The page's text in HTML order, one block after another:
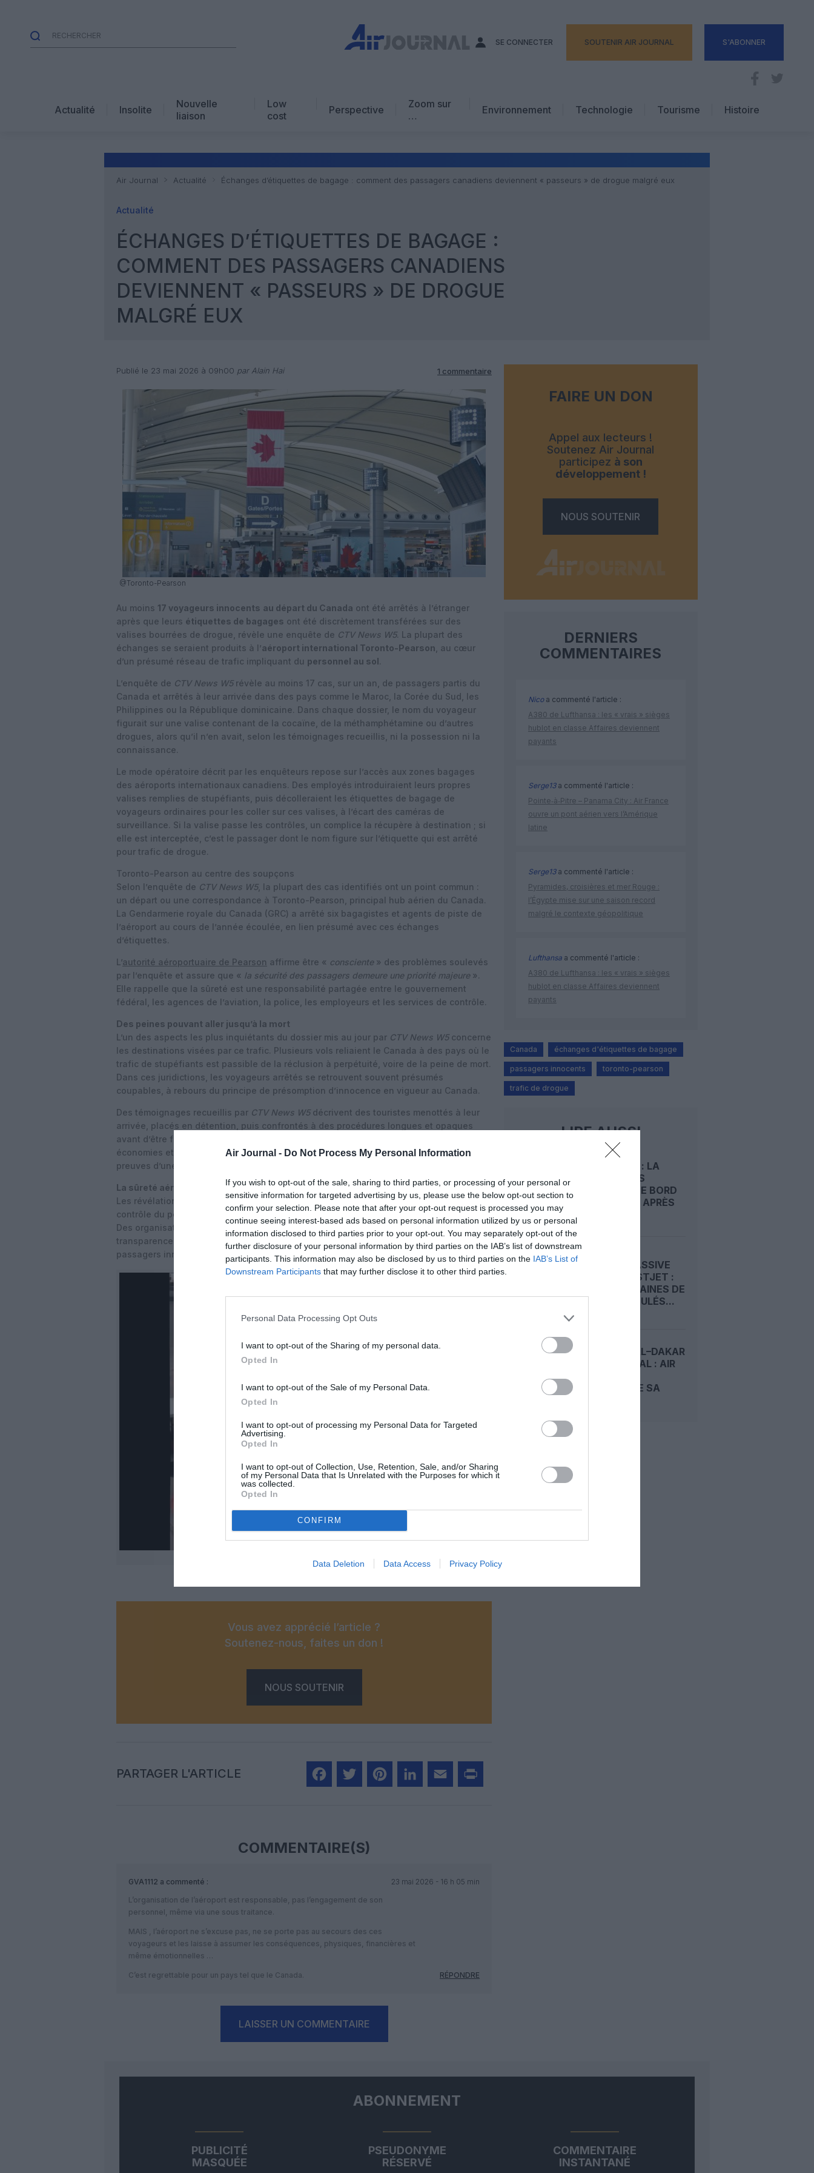
Air Journal - Do Not Process My Personal Information
If you wish to opt-out of the sale, sharing to third parties, or processing of your personal or
sensitive information for targeted advertising by us, please use the below opt-out section to
confirm your selection. Please note that after your opt-out request is processed you may
continue seeing interest-based ads based on personal information utilized by us or personal
information disclosed to third parties prior to your opt-out. You may separately opt-out of the
further disclosure of your personal information by third parties on the IAB’s list of downstream
participants. This information may also be disclosed by us to third parties on the IAB’s List of
Downstream Participants that may further disclose it to other third parties.
Personal Data Processing Opt Outs
I want to opt-out of the Sharing of my personal data.
Opted In
I want to opt-out of the Sale of my Personal Data.
Opted In
I want to opt-out of processing my Personal Data for Targeted
Advertising.
Opted In
I want to opt-out of Collection, Use, Retention, Sale, and/or Sharing
of my Personal Data that Is Unrelated with the Purposes for which it
was collected.
Opted In
CONFIRM
Data Deletion Data Access Privacy Policy
SE CONNECTER SOUTENIR AIR JOURNAL S'ABONNER
Actualité Insolite
Nouvelle
liaison
Low
cost
Perspective
Zoom sur
…
Avis d’expert
Environnement Technologie
Tourisme
Hôtellerie
Histoire
Air Journal Actualité Échanges d’étiquettes de bagage : comment des passagers canadiens deviennent « passeurs » de drogue malgré eux
Actualité
ÉCHANGES D’ÉTIQUETTES DE BAGAGE :
COMMENT DES PASSAGERS CANADIENS
DEVIENNENT « PASSEURS » DE DROGUE
MALGRÉ EUX
Publié le 23 mai 2026 à 09h00 par Alain Hai 1 commentaire
@Toronto-Pearson
Au moins 17 voyageurs innocents au départ du Canada ont été arrêtés à l’étranger
après que leurs étiquettes de bagages ont été discrètement transférées sur des
valises bourrées de drogue, révèle une enquête de CTV News W5. La plupart des
échanges se seraient produits à l’aéroport international Toronto-Pearson , au cœur
d’un présumé réseau de trafic impliquant du personnel au sol.
L’enquête de CTV News W5révèle au moins 17 cas, sur un an, de passagers partis du
Canada et arrêtés à leur arrivée dans des pays comme le Maroc, la Corée du Sud, les
Philippines ou la République dominicaine. Dans chaque dossier, le nom du voyageur
figurait sur une valise contenant de la cocaïne, de la méthamphétamine ou d’autres
drogues, alors qu’il n’en avait, selon les témoignages recueillis, ni la possession ni la
connaissance.
Le mode opératoire décrit par les enquêteurs repose sur l’accès aux zones bagages
des aéroports internationaux canadiens. Des employés introduiraient leurs propres
valises remplies de stupéfiants, puis décolleraient les étiquettes de bagage de
voyageurs ordinaires pour les coller sur ces valises, à l’écart des caméras de
surveillance. Si la valise passe les contrôles, un complice la récupère à destination ; si
elle est interceptée, c’est le passager dont le nom figure sur l’étiquette qui est arrêté
pour trafic de drogue.
Toronto-Pearson au centre des soupçons
Selon l’enquête de CTV News W5, la plupart des cas identifiés ont un point commun :
un départ ou une correspondance à Toronto-Pearson, principal hub aérien du Canada.
La Gendarmerie royale du Canada (GRC) a arrêté six bagagistes et agents de piste de
l’aéroport au cours de l’année écoulée, en lien présumé avec ces échanges
d’étiquettes.
L’autorité aéroportuaire de Pearson affirme être « consciente » des problèmes soulevés
par l’enquête et assure que « la sécurité des passagers demeure une priorité majeure ».
Elle rappelle que la sûreté est une responsabilité partagée entre le gouvernement
fédéral, les agences de l’aviation, la police, les employeurs et les services de contrôle.
Des peines pouvant aller jusqu’à la mort
L’un des aspects les plus inquiétants du dossier mis au jour par CTV News W5concerne
les destinations visées par ce trafic. Plusieurs vols reliaient le Canada à des pays où le
trafic de stupéfiants est passible de la réclusion à perpétuité, voire de la peine de mort.
Dans ces juridictions, les voyageurs arrêtés se retrouvent souvent présumés
coupables, à rebours du principe de présomption d’innocence en vigueur au Canada.
Des témoignages recueillis par CTV News W5décrivent des touristes menottés à leur
arrivée, placés en détention, puis confrontés à des procédures longues et opaques
avant d’être finalement disculpés. Certains racontent avoir perdu leur emploi, leurs
économies et, parfois, la possibilité de voyager à nouveau, malgré l’absence de
preuves d’une implication volontaire.
La sûreté aéroportuaire remise en cause
Les révélations de ce trafic ont déclenché des appels à une révision des procédures de
contrôle du personnel et des accès aux zones bagages dans les aéroports canadiens.
Des organisations de défense des droits des voyageurs demandent davantage de
transparence sur les enquêtes en cours et sur les mesures prises pour éviter que des
passagers innocents soient à nouveau pris au piège.
Vous avez apprécié l’article ?
Soutenez-nous, faites un don !
NOUS SOUTENIR
PARTAGER L'ARTICLE
COMMENTAIRE(S)
GVA1112 a commenté :
23 mai 2026 - 16 h 05 min
L’organisation de l’aéroport est responsable, pas l’engagement de son
personnel, même via une sous traitance.
MAIS , l’aéroport ne s’excuse pas, ne se porte pas au secours des ces
voyageurs et les laisse à assumer les conséquences, physiques, financières et
même émotionnelles …
C’est regrettable pour un pays tel que le Canada. RÉPONDRE
LAISSER UN COMMENTAIRE
FAIRE UN DON
Appel aux lecteurs !
Soutenez Air Journal
participez à son
développement !
NOUS SOUTENIR
DERNIERS
COMMENTAIRES
Nicoa commenté l'article :
A380 de Lufthansa : les « vrais » sièges
hublot en classe Affaires deviennent
payants
Serge13a commenté l'article :
Pointe‑à‑Pitre – Panama City : Air France
ouvre un pont aérien vers l’Amérique
latine
Serge13a commenté l'article :
Pyramides, croisières et mer Rouge :
l’Égypte mise sur une saison record
malgré le contexte géopolitique
Lufthansa a commenté l'article :
A380 de Lufthansa : les « vrais » sièges
hublot en classe Affaires deviennent
payants
Canada échanges d'étiquettes de bagage
passagers innocents toronto-pearson
trafic de drogue
LIRE AUSSI
WESTJET : LA
GRÈVE DES
AGENTS DE BORD
PREND FIN APRÈS
GRÈVE MASSIVE
CHEZ WESTJET :
DES CENTAINES DE
VOLS ANNULÉS...
MONTRÉAL–DAKAR
AU SÉNÉGAL : AIR
PROLONGE SA
ABONNEMENT
PUBLICITÉ
MASQUÉE
PSEUDONYME
RÉSERVÉ
COMMENTAIRE
INSTANTANÉ